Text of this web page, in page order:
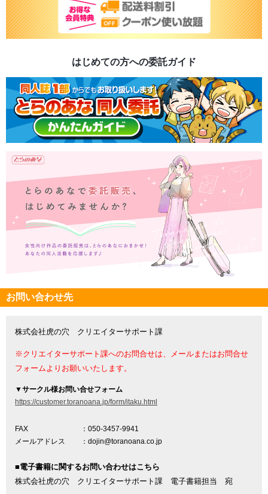
はじめての方への委託ガイド
お問い合わせ先
株式会社虎の穴 クリエイターサポート課
※クリエイターサポート課へのお問合せは、メールまたはお問合せ
フォームよりお願いいたします。
▼サークル様お問い合せフォーム
https://customer.toranoana.jp/form/itaku.html
FAX
：050-3457-9941
メールアドレス
：dojin@toranoana.co.jp
■電子書籍に関するお問い合わせはこちら
株式会社虎の穴 クリエイターサポート課 電子書籍担当 宛